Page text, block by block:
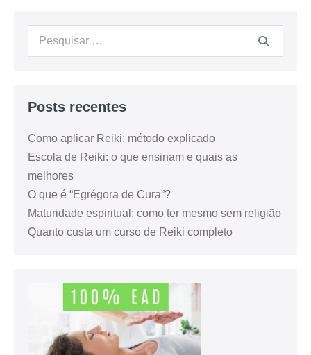
Posts recentes
Como aplicar Reiki: método explicado
Escola de Reiki: o que ensinam e quais as
melhores
O que é “Egrégora de Cura”?
Maturidade espiritual: como ter mesmo sem religião
Quanto custa um curso de Reiki completo